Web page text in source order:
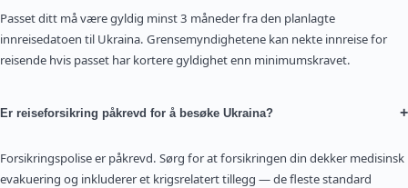
Passet ditt må være gyldig minst 3 måneder fra den planlagte
innreisedatoen til Ukraina. Grensemyndighetene kan nekte innreise for
reisende hvis passet har kortere gyldighet enn minimumskravet.
Er reiseforsikring påkrevd for å besøke Ukraina? +
Forsikringspolise er påkrevd. Sørg for at forsikringen din dekker medisinsk
evakuering og inkluderer et krigsrelatert tillegg — de fleste standard